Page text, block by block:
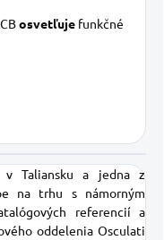
osvetľuje funkčné
v Taliansku a jedna z
na trhu s námorným
referencií a
oddelenia Osculati